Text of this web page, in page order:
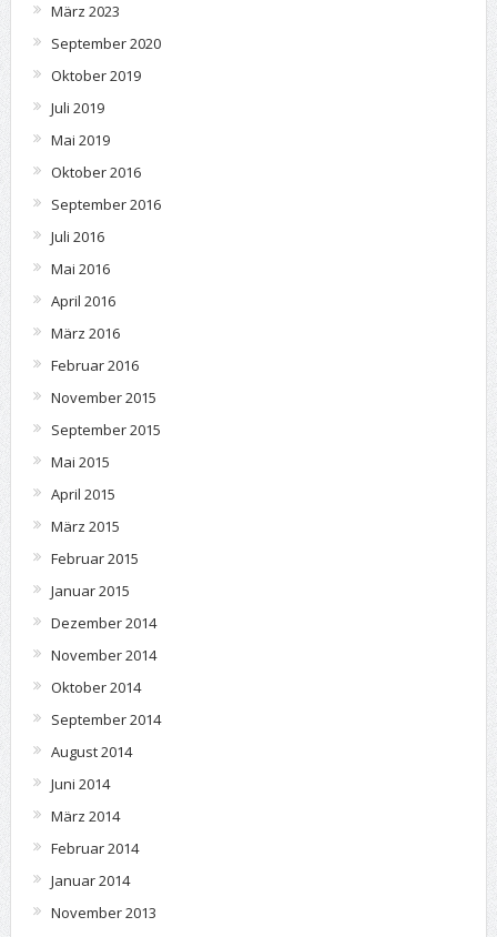
März 2023
September 2020
Oktober 2019
Juli 2019
Mai 2019
Oktober 2016
September 2016
Juli 2016
Mai 2016
April 2016
März 2016
Februar 2016
November 2015
September 2015
Mai 2015
April 2015
März 2015
Februar 2015
Januar 2015
Dezember 2014
November 2014
Oktober 2014
September 2014
August 2014
Juni 2014
März 2014
Februar 2014
Januar 2014
November 2013